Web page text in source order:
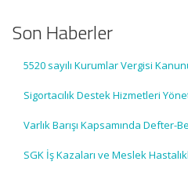
Son Haberler
5520 sayılı Kurumlar Vergisi
Sigortacılık Destek Hizmetleri
Varlık Barışı Kapsamında Defter-
SGK İş Kazaları ve Meslek